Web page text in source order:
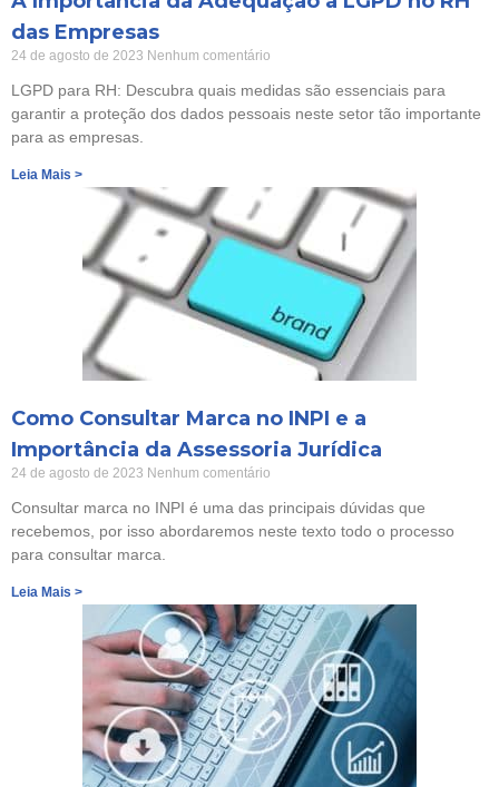
das Empresas
24 de agosto de 2023 Nenhum comentário
LGPD para RH: Descubra quais medidas são essenciais para
garantir a proteção dos dados pessoais neste setor tão importante
para as empresas.
Leia Mais >
Como Consultar Marca no INPI e a
Importância da Assessoria Jurídica
24 de agosto de 2023 Nenhum comentário
Consultar marca no INPI é uma das principais dúvidas que
recebemos, por isso abordaremos neste texto todo o processo
para consultar marca.
Leia Mais >